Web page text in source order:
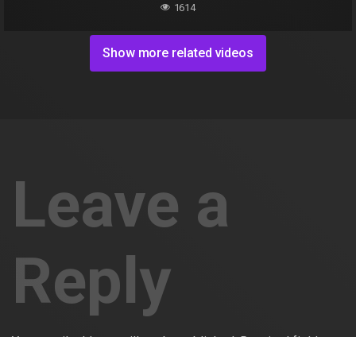
1614
Show more related videos
Leave a
Reply